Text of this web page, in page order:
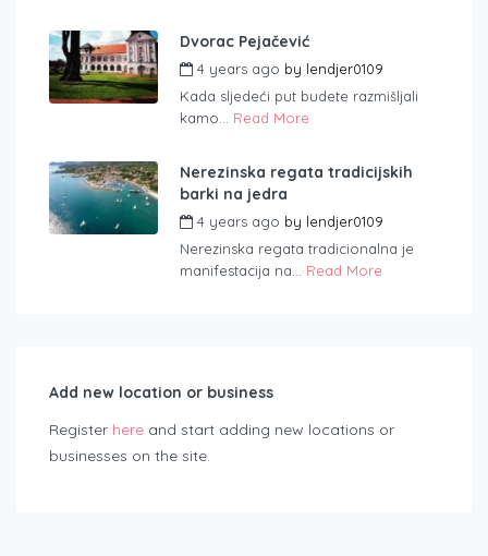
Dvorac Pejačević
4 years ago by lendjer0109
Kada sljedeći put budete razmišljali
kamo... Read More
Nerezinska regata tradicijskih
barki na jedra
4 years ago by lendjer0109
Nerezinska regata tradicionalna je
manifestacija na... Read More
Add new location or business
Register here and start adding new locations or
businesses on the site.